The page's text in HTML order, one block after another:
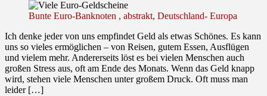
Genussmittel
doch
Stressfaktor?
Bunte Euro-Banknoten , abstrakt, Deutschland- Europa
Ich denke jeder von uns empfindet Geld als etwas Schönes. Es kann
uns so vieles ermöglichen – von Reisen, gutem Essen, Ausflügen
und vielem mehr. Andererseits löst es bei vielen Menschen auch
großen Stress aus, oft am Ende des Monats. Wenn das Geld knapp
wird, stehen viele Menschen unter großem Druck. Oft muss man
leider […]